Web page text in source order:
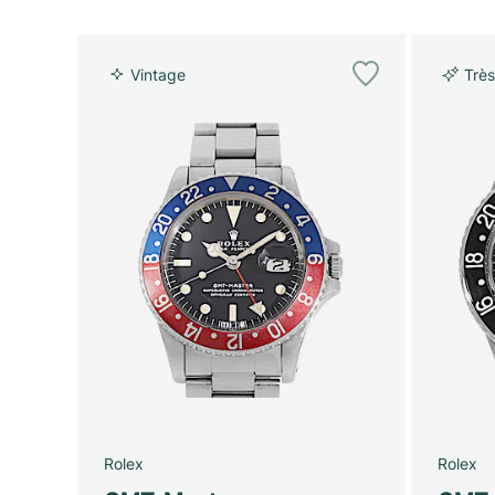
Vintage
Rolex Rolex